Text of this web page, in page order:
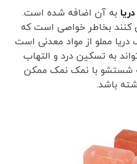
به آن اضافه شده است.
کنند بخاطر خواصی است که
مملو از مواد معدنی است
به تسکین درد و التهاب
شستشو با نمک نمک ممکن
باشد.